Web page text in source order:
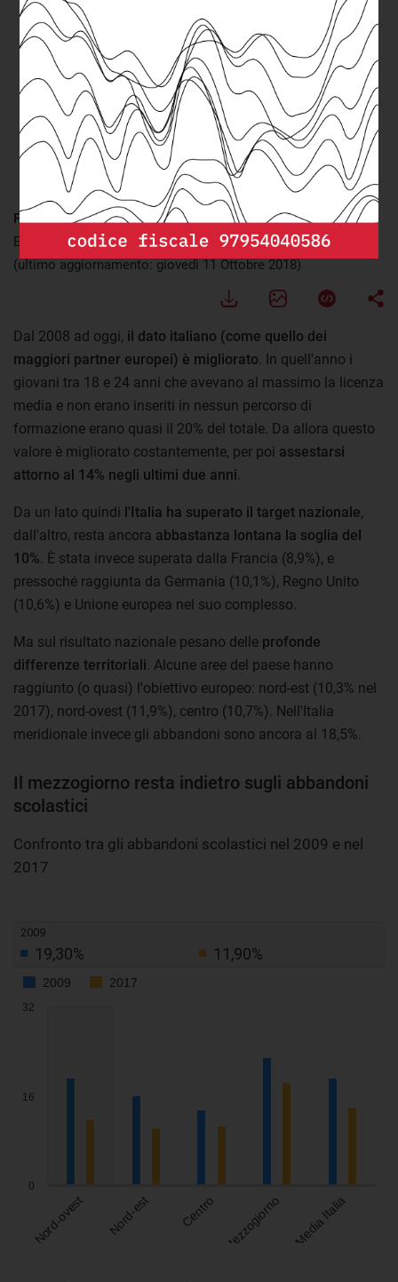
FONTE:elaborazione openpolis - Con i bambini su dati
Eurostat
(ultimo aggiornamento: giovedì 11 Ottobre 2018)
Dal 2008 ad oggi, il dato italiano (come quello dei
maggiori partner europei) è migliorato . In quell'anno i
giovani tra 18 e 24 anni che avevano al massimo la licenza
media e non erano inseriti in nessun percorso di
formazione erano quasi il 20% del totale. Da allora questo
valore è migliorato costantemente, per poi assestarsi
attorno al 14% negli ultimi due anni
Da un lato quindi l'Italia ha superato il target nazionale,
dall'altro, resta ancora abbastanza lontana la soglia del
10% . È stata invece superata dalla Francia (8,9%), e
pressoché raggiunta da Germania (10,1%), Regno Unito
(10,6%) e Unione europea nel suo complesso.
Ma sul risultato nazionale pesano delle profonde
differenze territoriali . Alcune aree del paese hanno
raggiunto (o quasi) l'obiettivo europeo: nord-est (10,3% nel
2017), nord-ovest (11,9%), centro (10,7%). Nell'Italia
meridionale invece gli abbandoni sono ancora al 18,5%.
Il mezzogiorno resta indietro sugli abbandoni
scolastici
Confronto tra gli abbandoni scolastici nel 2009 e nel
2017